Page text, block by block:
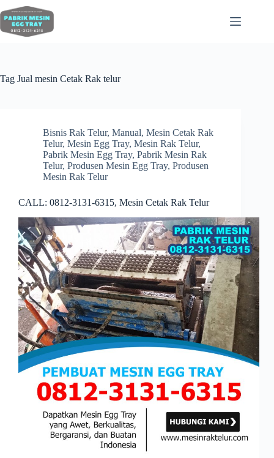
Tag Jual mesin Cetak Rak telur
Bisnis Rak Telur, Manual, Mesin Cetak Rak
Telur, Mesin Egg Tray, Mesin Rak Telur,
Pabrik Mesin Egg Tray, Pabrik Mesin Rak
Telur, Produsen Mesin Egg Tray, Produsen
Mesin Rak Telur
CALL: 0812-3131-6315, Mesin Cetak Rak Telur